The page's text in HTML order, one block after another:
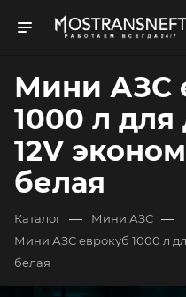
Мини АЗС
1000 л для
12V
белая
Каталог — Мини АЗС —
Мини АЗС еврокуб 1000 л
белая